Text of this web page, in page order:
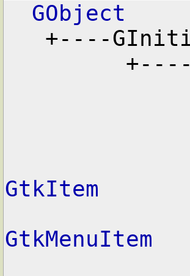
GObject
         +----
GtkItem
GtkMenuItem